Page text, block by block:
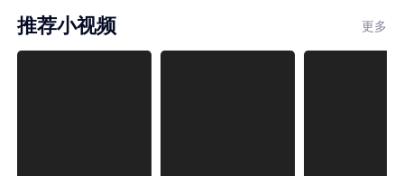
推荐小视频 更多